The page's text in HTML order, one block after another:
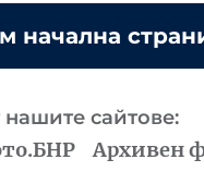
начална
сайтове:
Архивен